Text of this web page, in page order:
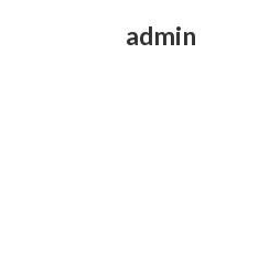
admin